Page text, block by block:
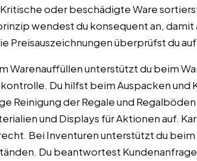
oder beschädigte Ware
wendest du konsequent an,
Preisauszeichnungen überprüfst du
Warenauffüllen unterstützt du beim
Du hilfst beim Auspacken und
Reinigung der Regale und
und Displays für Aktionen auf.
Bei Inventuren unterstützt du
Du beantwortest